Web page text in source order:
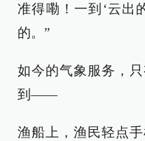
准得嘞！一到‘云出
的。”
如今的气象服务，
到——
渔船上，渔民轻点